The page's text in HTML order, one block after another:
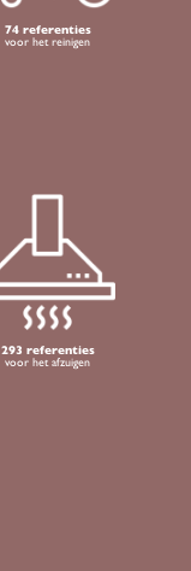
74 referenties
voor het reinigen
293 referenties
voor het afzuigen